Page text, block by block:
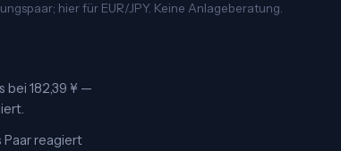
hier für EUR/JPY. Keine Anlageberatung.
bei 182,39 ¥ —
Paar reagiert